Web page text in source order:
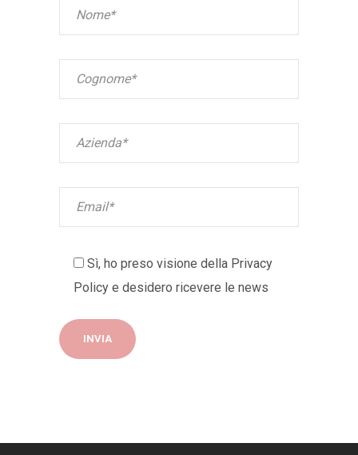
Sì, ho preso visione della Privacy
Policy e desidero ricevere le news